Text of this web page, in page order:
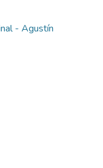
- Agustín